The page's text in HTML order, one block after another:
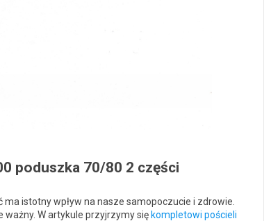
poduszka 70/80 2 części
istotny wpływ na nasze samopoczucie i zdrowie.
ważny. W artykule przyjrzymy siękompletowi pościeli